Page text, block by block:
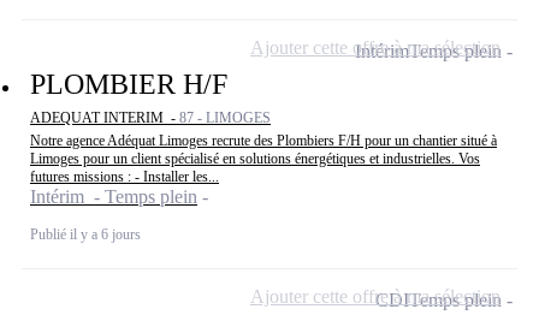
PLOMBIER H/F
ADEQUAT INTERIM - 87 - LIMOGES
Notre agence Adéquat Limoges recrute des Plombiers F/H pour un chantier situé à
Limoges pour un client spécialisé en solutions énergétiques et industrielles. Vos
futures missions : - Installer les...
Intérim - Temps plein
Publié il y a 6 jours
IntérimTemps plein
Ajouter cette offre à ma sélection
CDITemps plein
Ajouter cette offre à ma sélection